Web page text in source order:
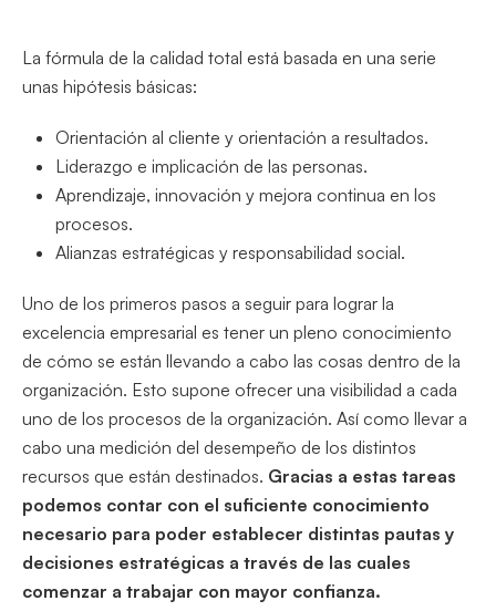
La fórmula de la calidad total está basada en una serie
unas hipótesis básicas:
Orientación al cliente y orientación a resultados.
Liderazgo e implicación de las personas.
Aprendizaje, innovación y mejora continua en los
procesos.
Alianzas estratégicas y responsabilidad social.
Uno de los primeros pasos a seguir para lograr la
excelencia empresarial es tener un pleno conocimiento
de cómo se están llevando a cabo las cosas dentro de la
organización. Esto supone ofrecer una visibilidad a cada
uno de los procesos de la organización. Así como llevar a
cabo una medición del desempeño de los distintos
recursos que están destinados. Gracias a estas tareas
podemos contar con el suficiente conocimiento
necesario para poder establecer distintas pautas y
decisiones estratégicas a través de las cuales
comenzar a trabajar con mayor confianza.